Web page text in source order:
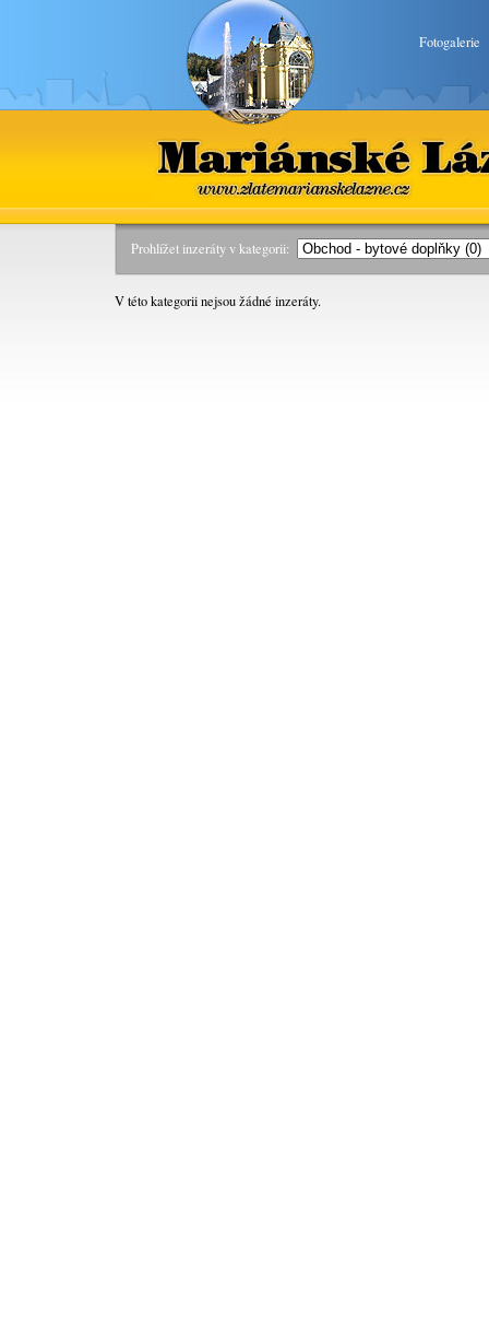
Fotogalerie
Mariánské Lázně
www.zlatemarianskelazne.cz
Prohlížet inzeráty v kategorii:
V této kategorii nejsou žádné inzeráty.